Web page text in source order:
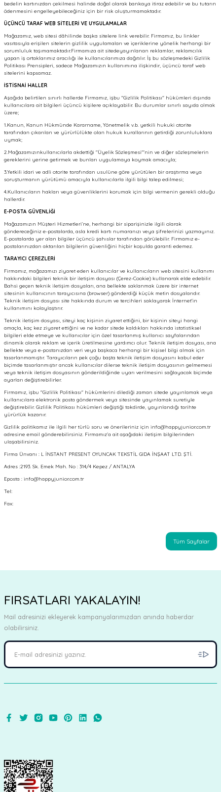
bedelin kartınızdan çekilmesi halinde doğal olarak bankaya itiraz edebilir ve bu tutarın
ödenmesini engelleyebileceğiniz için bir risk oluşturmamaktadır.
ÜÇÜNCÜ TARAF WEB SİTELERİ VE UYGULAMALAR
Mağazamız, web sitesi dâhilinde başka sitelere link verebilir. Firmamız, bu linkler
vasıtasıyla erişilen sitelerin gizlilik uygulamaları ve içeriklerine yönelik herhangi bir
sorumluluk taşımamaktadır.Firmamıza ait sitedeyayınlanan reklamlar, reklamcılık
yapan iş ortaklarımız aracılığı ile kullanıcılarımıza dağıtılır. İş bu sözleşmedeki Gizlilik
Politikası Prensipleri, sadece Mağazamızın kullanımına ilişkindir, üçüncü taraf web
sitelerini kapsamaz.
İSTİSNAİ HALLER
Aşağıda belirtilen sınırlı hallerde Firmamız, işbu "Gizlilik Politikası" hükümleri dışında
kullanıcılara ait bilgileri üçüncü kişilere açıklayabilir. Bu durumlar sınırlı sayıda olmak
üzere;
1.Kanun, Kanun Hükmünde Kararname, Yönetmelik v.b. yetkili hukuki otorite
tarafından çıkarılan ve yürürlülükte olan hukuk kurallarının getirdiği zorunluluklara
uymak;
2.Mağazamızınkullanıcılarla akdettiği "Üyelik Sözleşmesi"'nin ve diğer sözleşmelerin
gereklerini yerine getirmek ve bunları uygulamaya koymak amacıyla;
3.Yetkili idari ve adli otorite tarafından usulüne göre yürütülen bir araştırma veya
soruşturmanın yürütümü amacıyla kullanıcılarla ilgili bilgi talep edilmesi;
4.Kullanıcıların hakları veya güvenliklerini korumak için bilgi vermenin gerekli olduğu
hallerdir.
E-POSTA GÜVENLİĞİ
Mağazamızın Müşteri Hizmetleri’ne, herhangi bir siparişinizle ilgili olarak
göndereceğiniz e-postalarda, asla kredi kartı numaranızı veya şifrelerinizi yazmayınız.
E-postalarda yer alan bilgiler üçüncü şahıslar tarafından görülebilir. Firmamız e-
postalarınızdan aktarılan bilgilerin güvenliğini hiçbir koşulda garanti edemez.
TARAYICI ÇEREZLERİ
Firmamız, mağazamızı ziyaret eden kullanıcılar ve kullanıcıların web sitesini kullanımı
hakkındaki bilgileri teknik bir iletişim dosyası (Çerez-Cookie) kullanarak elde edebilir.
Bahsi geçen teknik iletişim dosyaları, ana bellekte saklanmak üzere bir internet
sitesinin kullanıcının tarayıcısına (browser) gönderdiği küçük metin dosyalarıdır.
Teknik iletişim dosyası site hakkında durum ve tercihleri saklayarak İnternet'in
kullanımını kolaylaştırır.
Teknik iletişim dosyası, siteyi kaç kişinin ziyaret ettiğini, bir kişinin siteyi hangi
amaçla, kaç kez ziyaret ettiğini ve ne kadar sitede kaldıkları hakkında istatistiksel
bilgileri elde etmeye ve kullanıcılar için özel tasarlanmış kullanıcı sayfalarından
dinamik olarak reklam ve içerik üretilmesine yardımcı olur. Teknik iletişim dosyası, ana
bellekte veya e-postanızdan veri veya başkaca herhangi bir kişisel bilgi almak için
tasarlanmamıştır. Tarayıcıların pek çoğu başta teknik iletişim dosyasını kabul eder
biçimde tasarlanmıştır ancak kullanıcılar dilerse teknik iletişim dosyasının gelmemesi
veya teknik iletişim dosyasının gönderildiğinde uyarı verilmesini sağlayacak biçimde
ayarları değiştirebilirler.
Firmamız, işbu "Gizlilik Politikası" hükümlerini dilediği zaman sitede yayınlamak veya
kullanıcılara elektronik posta göndermek veya sitesinde yayınlamak suretiyle
değiştirebilir. Gizlilik Politikası hükümleri değiştiği takdirde, yayınlandığı tarihte
yürürlük kazanır.
Gizlilik politikamız ile ilgili her türlü soru ve önerileriniz için info@happyjunior.com.tr
adresine email gönderebilirsiniz. Firmamız’a ait aşağıdaki iletişim bilgilerinden
ulaşabilirsiniz.
Firma Ünvanı : L İNSTANT PRESENT OYUNCAK TEKSTİL GIDA İNŞAAT LTD. ŞTİ.
Adres :2193. Sk. Emek Mah. No : 314/4 Kepez / ANTALYA
Eposta : info@happyjunior.com.tr
Tel:
Fax:
Tüm Sayfalar
FIRSATLARI YAKALAYIN!
Mail adresinizi ekleyerek kampanyalarımızdan anında haberdar
olabilirsiniz.